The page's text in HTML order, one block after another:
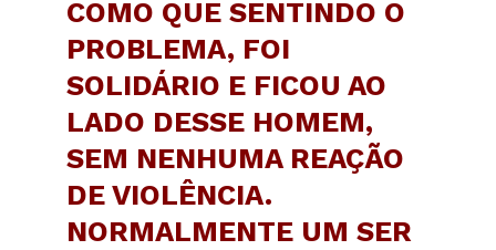
COMO QUE SENTINDO O
PROBLEMA, FOI
SOLIDÁRIO E FICOU AO
LADO DESSE HOMEM,
SEM NENHUMA REAÇÃO
DE VIOLÊNCIA.
NORMALMENTE UM SER